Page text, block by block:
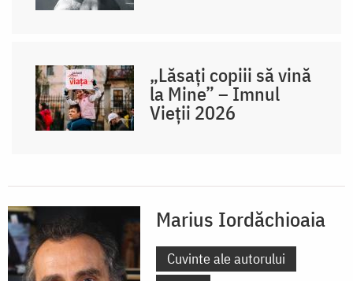
„Lăsați copiii să vină
la Mine” – Imnul
Vieții 2026
Marius Iordăchioaia
Cuvinte ale autorului